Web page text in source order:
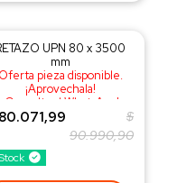
UPN 80 x 3500
mm
Oferta pieza disponible.
¡Aprovechala!
¡Consulta al WhatsApp!
$
90.990,90